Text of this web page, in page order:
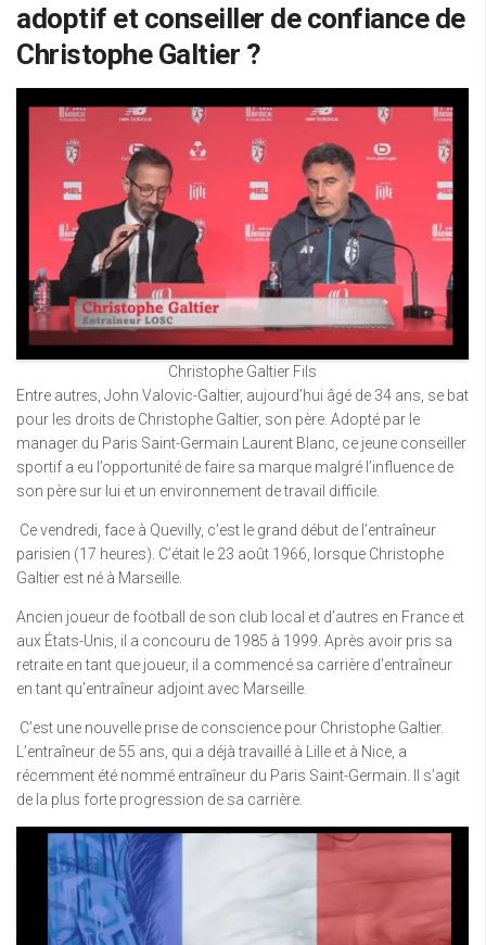
adoptif et conseiller de confiance de
Christophe Galtier ?
Christophe Galtier Fils
Entre autres, John Valovic-Galtier, aujourd’hui âgé de 34 ans, se bat
pour les droits de Christophe Galtier, son père. Adopté par le
manager du Paris Saint-Germain Laurent Blanc, ce jeune conseiller
sportif a eu l’opportunité de faire sa marque malgré l’influence de
son père sur lui et un environnement de travail difficile.
Ce vendredi, face à Quevilly, c’est le grand début de l’entraîneur
parisien (17 heures). C’était le 23 août 1966, lorsque Christophe
Galtier est né à Marseille.
Ancien joueur de football de son club local et d’autres en France et
aux États-Unis, il a concouru de 1985 à 1999. Après avoir pris sa
retraite en tant que joueur, il a commencé sa carrière d’entraîneur
en tant qu’entraîneur adjoint avec Marseille.
C’est une nouvelle prise de conscience pour Christophe Galtier.
L’entraîneur de 55 ans, qui a déjà travaillé à Lille et à Nice, a
récemment été nommé entraîneur du Paris Saint-Germain. Il s’agit
de la plus forte progression de sa carrière.